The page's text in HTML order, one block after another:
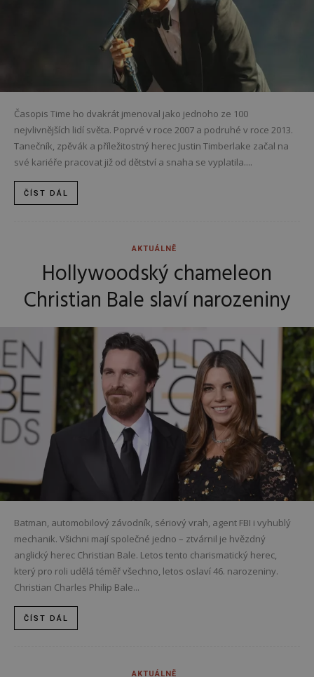
Časopis Time ho dvakrát jmenoval jako jednoho ze 100
nejvlivnějších lidí světa. Poprvé v roce 2007 a podruhé v roce 2013.
Tanečník, zpěvák a příležitostný herec Justin Timberlake začal na
své kariéře pracovat již od dětství a snaha se vyplatila....
ČÍST DÁL
AKTUÁLNĚ
Hollywoodský chameleon
Christian Bale slaví narozeniny
Batman, automobilový závodník, sériový vrah, agent FBI i vyhublý
mechanik. Všichni mají společné jedno – ztvárnil je hvězdný
anglický herec Christian Bale. Letos tento charismatický herec,
který pro roli udělá téměř všechno, letos oslaví 46. narozeniny.
Christian Charles Philip Bale...
ČÍST DÁL
AKTUÁLNĚ